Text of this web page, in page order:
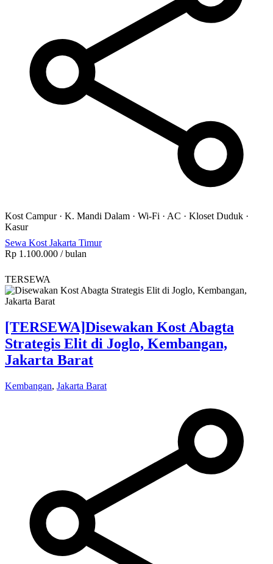
Kost Campur· K. Mandi Dalam · Wi-Fi · AC · Kloset Duduk ·
Kasur
Sewa Kost Jakarta Timur
Rp 1.100.000 / bulan
TERSEWA
[TERSEWA]Disewakan Kost Abagta
Strategis Elit di Joglo, Kembangan,
Jakarta Barat
Kembangan, Jakarta Barat